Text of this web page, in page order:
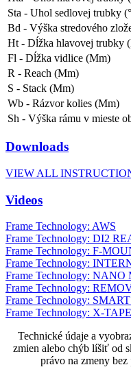
Sta - Uhol sedlovej trubky
Bd - Výška stredového
Ht - Dĺžka hlavovej trubky
Fl - Dĺžka vidlice (Mm)
R - Reach (Mm)
S - Stack (Mm)
Wb - Rázvor kolies (Mm)
Sh - Výška rámu v mieste
Downloads
VIEW ALL
Videos
Frame Technology: AWS
Frame Technology: DI2
Frame Technology: F-
Frame Technology:
Frame Technology:
Frame Technology:
Frame Technology:
Frame Technology: X-
Technické údaje a
zmien alebo chýb líšiť od
právo na zmeny bez